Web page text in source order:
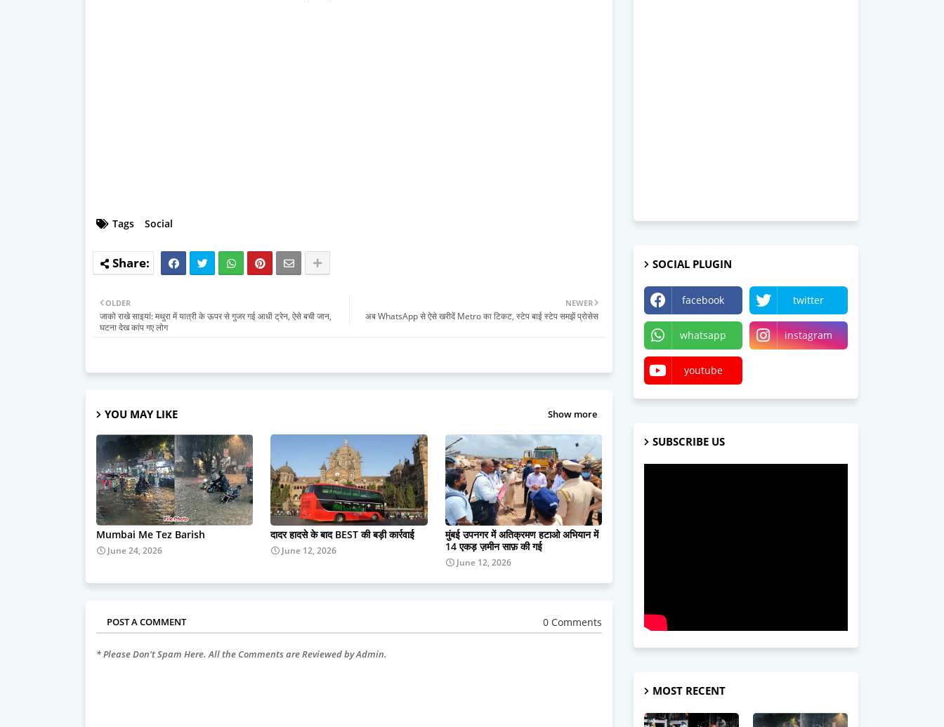
Tags Social
NEWER
अब WhatsApp से ऐसे खरीदें Metro का टिकट, स्टेप बाई स्टेप समझें प्रोसेस
OLDER
जाको राखे साइयां: मथुरा में यात्री के ऊपर से गुजर गई आधी ट्रेन, ऐसे बची जान,
घटना देख कांप गए लोग
YOU MAY LIKE Show more
Mumbai Me Tez Barish
June 24, 2026
दादर हादसे के बाद BEST की बड़ी कार्रवाई
June 12, 2026
मुंबई उपनगर में अतिक्रमण हटाओ अभियान में
14 एकड़ ज़मीन साफ़ की गई
June 12, 2026
POST A COMMENT 0 Comments
* Please Don't Spam Here. All the Comments are Reviewed by Admin.
SOCIAL PLUGIN
facebook twitter
whatsapp instagram
youtube
SUBSCRIBE US
MOST RECENT